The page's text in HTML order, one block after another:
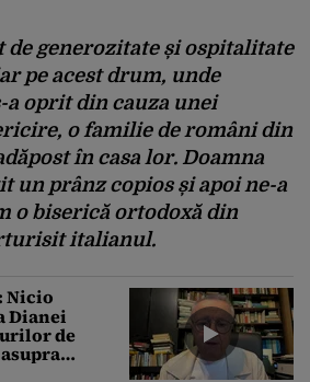
de generozitate și ospitalitate
pe acest drum, unde
a oprit din cauza unei
o familie de români din
în casa lor. Doamna
un prânz copios și apoi ne-a
o biserică ortodoxă din
italianul.
Nicio
Dianei
urilor de
de pe